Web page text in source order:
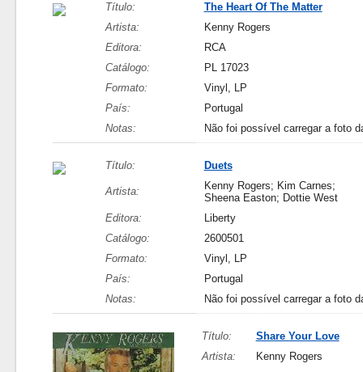
Título:
The Heart Of The Matter
Artista:
Kenny Rogers
Editora:
RCA
Catálogo:
PL 17023
Formato:
Vinyl, LP
País:
Portugal
Notas:
Não foi possível carregar a foto
Título: Duets
Artista:
Kenny Rogers; Kim Carnes;
Sheena Easton; Dottie West
Editora:
Liberty
Catálogo:
2600501
Formato:
Vinyl, LP
País:
Portugal
Notas:
Não foi possível carregar a foto
Título:
Share Your Love
Artista:
Kenny Rogers